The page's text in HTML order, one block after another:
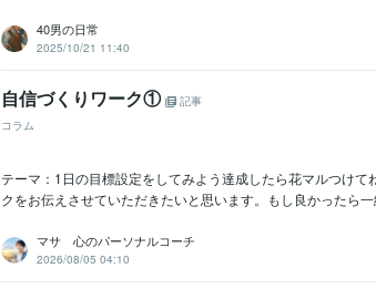
40男の日常
2025/10/21 11:40
自信づくりワーク①
記事
コラム
テーマ：1日の目標設定をしてみよう達成したら花マルつけ
クをお伝えさせていただきたいと思います。もし良かったら
マサ 心のパーソナルコーチ
2026/08/05 04:10